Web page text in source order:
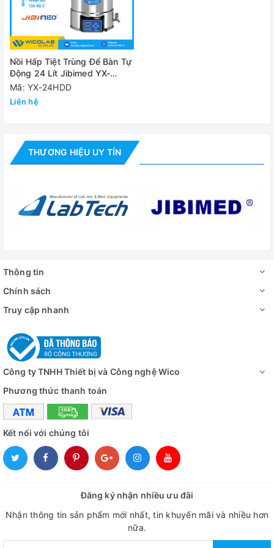
Sai số nhiệt độ
Nguồn điện
Kích thước vận
chuyển（mm）
Khối lượng
Nồi Hấp Tiệt Trùng Để Bàn Tự
Động 24 Lít Jibimed YX-
24HDD
Mã: YX-24HDD
Liên hệ
THƯƠNG HIỆU UY TÍN
Thông tin
Chính sách
Truy cập nhanh
Công ty TNHH Thiết bị và Công nghệ Wico
Phương thức thanh toán
Kết nối với chúng tôi
Đăng ký nhận nhiều ưu đãi
Nhận thông tin sản phẩm mới nhất, tin khuyến mãi và nhiều hơn
nữa.